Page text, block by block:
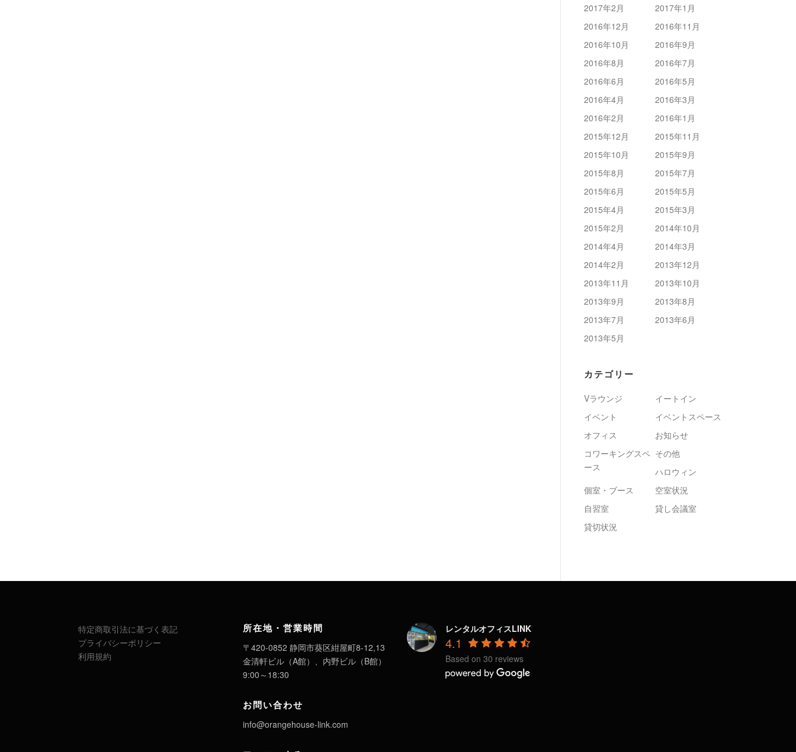
2017年2月
2017年1月
2016年12月
2016年11月
2016年10月
2016年9月
2016年8月
2016年7月
2016年6月
2016年5月
2016年4月
2016年3月
2016年2月
2016年1月
2015年12月
2015年11月
2015年10月
2015年9月
2015年8月
2015年7月
2015年6月
2015年5月
2015年4月
2015年3月
2015年2月
2014年10月
2014年4月
2014年3月
2014年2月
2013年12月
2013年11月
2013年10月
2013年9月
2013年8月
2013年7月
2013年6月
2013年5月
カテゴリー
Vラウンジ
イートイン
イベント
イベントスペース
オフィス
お知らせ
コワーキングスペ
ース
その他
ハロウィン
個室・ブース
空室状況
自習室
貸し会議室
貸切状況
特定商取引法に基づく表記
プライバシーポリシー
利用規約
所在地・営業時間
〒420-0852 静岡市葵区紺屋町8-12,13
金清軒ビル（A館）、内野ビル（B館）
9:00～18:30
お問い合わせ
info@orangehouse-link.com
レンタルオフィスLINK
4.1
Based on 30 reviews